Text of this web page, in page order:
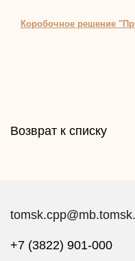
Коробочное решение
Возврат к списку
+7 (3822) 901-000